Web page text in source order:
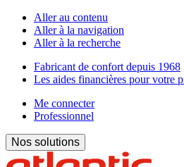
Aller au contenu
Aller à la navigation
Aller à la recherche
Fabricant de confort depuis 1968
Les aides financières pour votre
Me connecter
Professionnel
Nos solutions